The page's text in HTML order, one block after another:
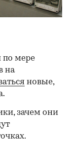
по мере
на
новые,
зачем они